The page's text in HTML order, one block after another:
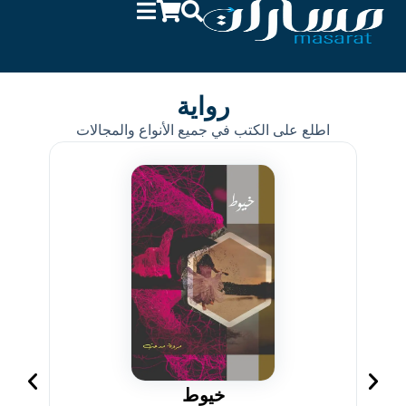
رواية
اطلع على الكتب في جميع الأنواع والمجالات
خيوط